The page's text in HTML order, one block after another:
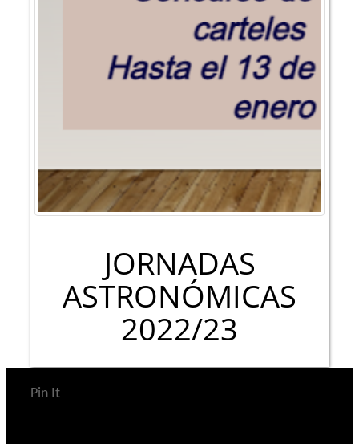
JORNADAS
ASTRONÓMICAS
2022/23
Pin It